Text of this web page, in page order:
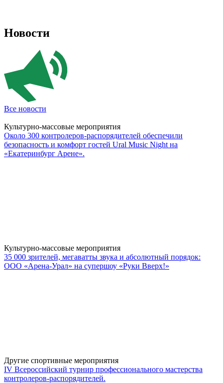
Новости
Все новости
Культурно-массовые мероприятия
Около 300 контролеров-распорядителей обеспечили
безопасность и комфорт гостей Ural Music Night на
«Екатеринбург Арене».
Культурно-массовые мероприятия
35 000 зрителей, мегаватты звука и абсолютный порядок:
ООО «Арена-Урал» на супершоу «Руки Вверх!»
Другие спортивные мероприятия
IV Всероссийский турнир профессионального мастерства
контролеров-распорядителей.